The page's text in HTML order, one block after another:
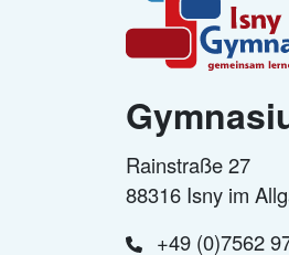
Rainstraße 27
88316 Isny im
+49 (0)7562